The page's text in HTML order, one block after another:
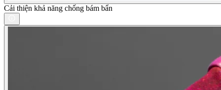
Cải thiện khả năng chống bám bẩn